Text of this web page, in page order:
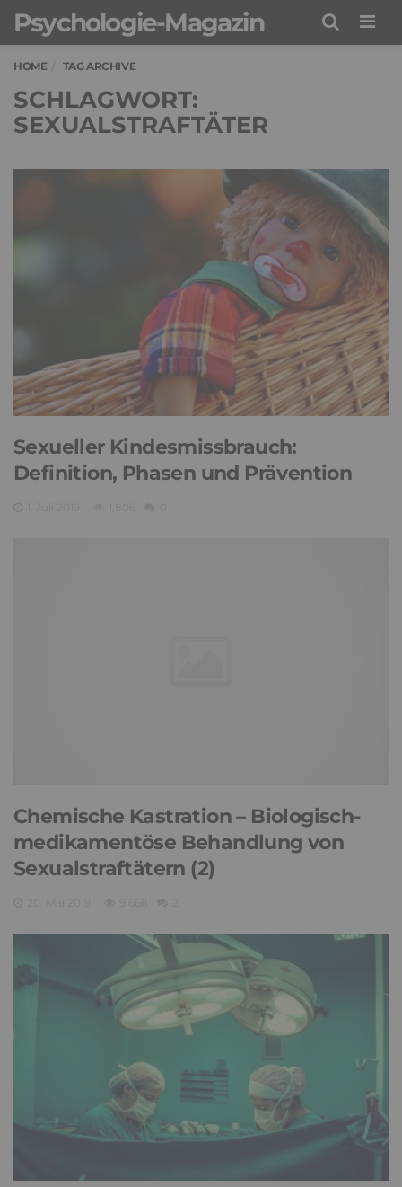
Psychologie-Magazin
HOME TAG ARCHIVE
SCHLAGWORT:
SEXUALSTRAFTÄTER
Sexueller Kindesmissbrauch:
Definition, Phasen und Prävention
Chemische Kastration – Biologisch-
medikamentöse Behandlung von
Sexualstraftätern (2)